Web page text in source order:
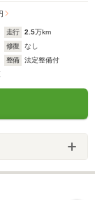
走行 2.5万km
修復
なし
整備
法定整備付